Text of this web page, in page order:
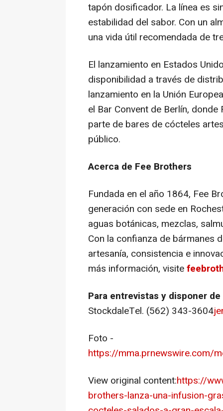
tapón dosificador. La línea es
estabilidad del sabor. Con un
una vida útil recomendada de
El lanzamiento en Estados
disponibilidad a través de
lanzamiento en la Unión
el Bar Convent de Berlín,
parte de bares de cócteles
público.
Acerca de Fee Brothers
Fundada en el año 1864, Fee
generación con sede en
aguas botánicas, mezclas,
Con la confianza de bármanes
artesanía, consistencia e
más información, visite
Para entrevistas y disponer
StockdaleTel. (562) 343-3604
Foto -
https://mma.prnewswire.com/
View original content:https://
brothers-lanza-una-infusion-